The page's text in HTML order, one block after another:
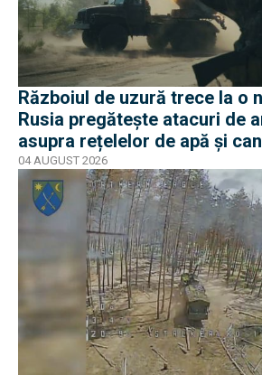
Războiul de uzură trece la o
Rusia pregătește atacuri de
asupra rețelelor de apă și
04 AUGUST 2026